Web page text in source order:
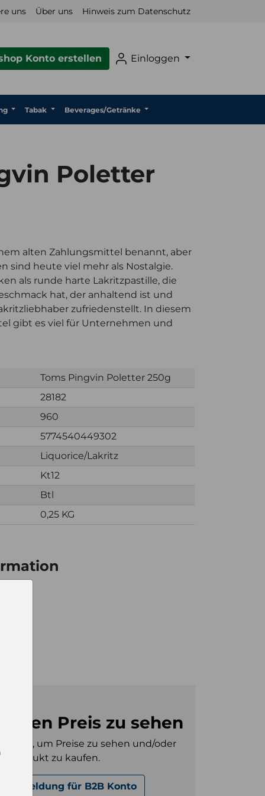
uns Über uns Hinweis zum Datenschutz
Konto erstellen Einloggen
Tabak Beverages/Getränke
Poletter
alten Zahlungsmittel benannt, aber
sind heute viel mehr als Nostalgie.
als runde harte Lakritzpastille, die
hat, der anhaltend ist und
zufriedenstellt. In diesem
gibt es viel für Unternehmen und
Toms Pingvin Poletter 250g
28182
960
5774540449302
Liquorice/Lakritz
Kt12
Btl
0,25 KG
den Preis zu sehen
sein, um Preise zu sehen und/oder
Produkt zu kaufen.
Anmeldung für B2B Konto